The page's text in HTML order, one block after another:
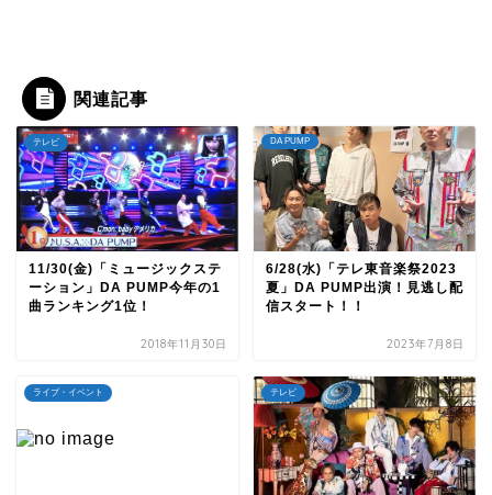
関連記事
テレビ
11/30(金)「ミュージックステ
ーション」DA PUMP今年の1
曲ランキング1位！
2018年11月30日
DA PUMP
6/28(水)「テレ東音楽祭2023
夏」DA PUMP出演！見逃し配
信スタート！！
2023年7月8日
ライブ・イベント テレビ